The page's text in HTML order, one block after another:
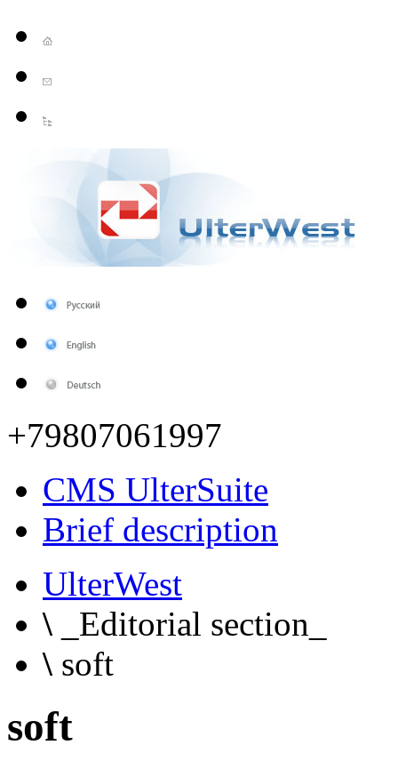
+79807061997
CMS UlterSuite
Brief description
UlterWest
\
_Editorial section_
\ soft
soft